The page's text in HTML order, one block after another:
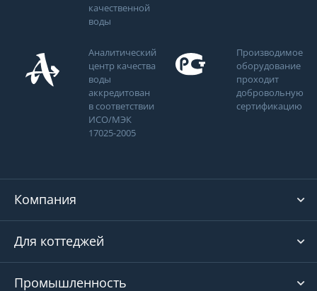
качественной
воды
Аналитический
центр качества
воды
аккредитован
в соответствии
ИСО/МЭК
17025-2005
Производимое
оборудование
проходит
добровольную
сертификацию
Компания
Для коттеджей
Промышленность